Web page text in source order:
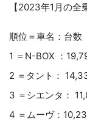
【2023年1月の全
順位＝車名：台数
1 ＝N-BOX ：
2 ＝タント：
3 ＝シエンタ：
4 ＝ムーヴ：